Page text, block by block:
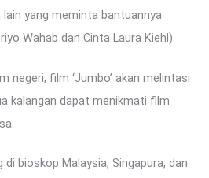
lain yang meminta bantuannya
Wahab dan Cinta Laura Kiehl).
negeri, film ‘Jumbo’ akan melintasi
kalangan dapat menikmati film
di bioskop Malaysia, Singapura, dan